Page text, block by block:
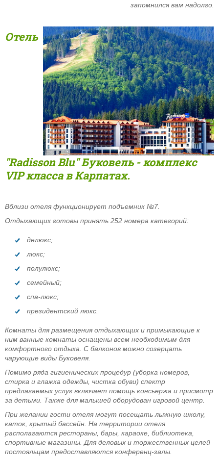
запомнился вам надолго.
Отель
"Radisson Blu" Буковель - комплекс
VIP класса в Карпатах.
Вблизи отеля функционирует подъемник №7.
Отдыхающих готовы принять 252 номера категорий:
делюкс;
люкс;
полулюкс;
семейный;
спа-люкс;
президентский люкс.
Комнаты для размещения отдыхающих и примыкающие к
ним ванные комнаты оснащены всем необходимым для
комфортного отдыха. С балконов можно созерцать
чарующие виды Буковеля.
Помимо ряда гигиенических процедур (уборка номеров,
стирка и глажка одежды, чистка обуви) спектр
предлагаемых услуг включает помощь консьержа и присмотр
за детьми. Также для малышей оборудован игровой центр.
При желании гости отеля могут посещать лыжную школу,
каток, крытый бассейн. На территории отеля
располагаются рестораны, бары, караоке, библиотека,
спортивные магазины. Для деловых и торжественных целей
постояльцам предоставляются конференц-залы.